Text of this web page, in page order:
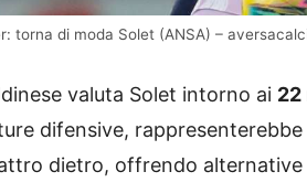
torna di moda Solet (ANSA) –
valuta Solet intorno ai 22
difensive,
dietro, offrendo